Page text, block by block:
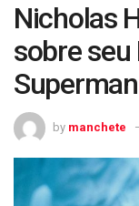
Nicholas
sobre
by manchete